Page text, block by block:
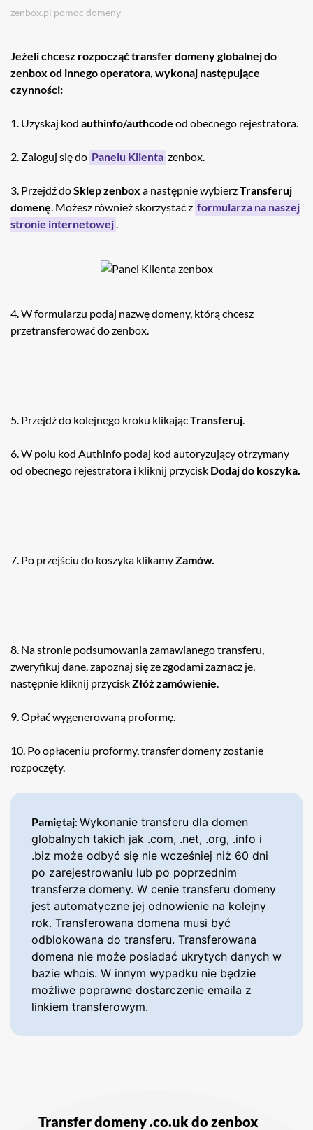
zenbox.pl pomoc domeny
Jeżeli chcesz rozpocząć transfer domeny globalnej do
zenbox od innego operatora, wykonaj następujące
czynności:
1. Uzyskaj kod authinfo/authcode od obecnego rejestratora.
2. Zaloguj się do Panelu Klienta zenbox.
3. Przejdź doSklep zenbox a następnie wybierzTransferuj
domenę. Możesz również skorzystać z formularza na naszej
stronie internetowej.
4. W formularzu podaj nazwę domeny, którą chcesz
przetransferować do zenbox.
5. Przejdź do kolejnego kroku klikającTransferuj.
6. W polu kod Authinfo podaj kod autoryzujący otrzymany
od obecnego rejestratora i kliknij przycisk Dodaj do koszyka.
7. Po przejściu do koszyka klikamyZamów.
8. Na stronie podsumowania zamawianego transferu,
zweryfikuj dane, zapoznaj się ze zgodami zaznacz je,
następnie kliknij przyciskZłóż zamówienie.
9. Opłać wygenerowaną proformę.
10. Po opłaceniu proformy, transfer domeny zostanie
rozpoczęty.
Pamiętaj: Wykonanie transferu dla domen
globalnych takich jak .com, .net, .org, .info i
.biz może odbyć się nie wcześniej niż 60 dni
po zarejestrowaniu lub po poprzednim
transferze domeny. W cenie transferu domeny
jest automatyczne jej odnowienie na kolejny
rok. Transferowana domena musi być
odblokowana do transferu. Transferowana
domena nie może posiadać ukrytych danych w
bazie whois. W innym wypadku nie będzie
możliwe poprawne dostarczenie emaila z
linkiem transferowym.
wpisuTransfer domeny .co.uk do zenbox